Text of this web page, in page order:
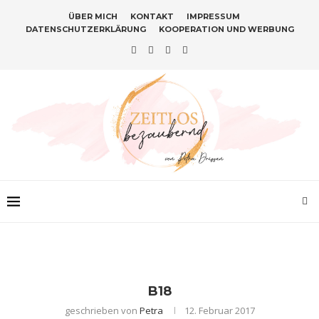
ÜBER MICH KONTAKT
IMPRESSUM
DATENSCHUTZERKLÄRUNG
KOOPERATION UND WERBUNG
B18
geschrieben von Petra 12. Februar 2017